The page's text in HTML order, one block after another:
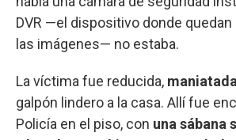
DVR —el dispositivo donde quedan
las imágenes— no estaba.
La víctima fue reducida, maniatada
galpón lindero a la casa. Allí fue
Policía en el piso, con una sábana